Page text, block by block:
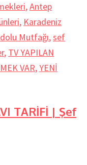
,Antep
, Karadeniz
Mutfağı,sef
, TV YAPILAN
VAR,YENİ
TARİFİ | Şef